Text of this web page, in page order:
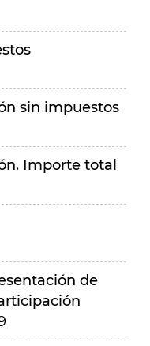
sin impuestos
Importe total
de